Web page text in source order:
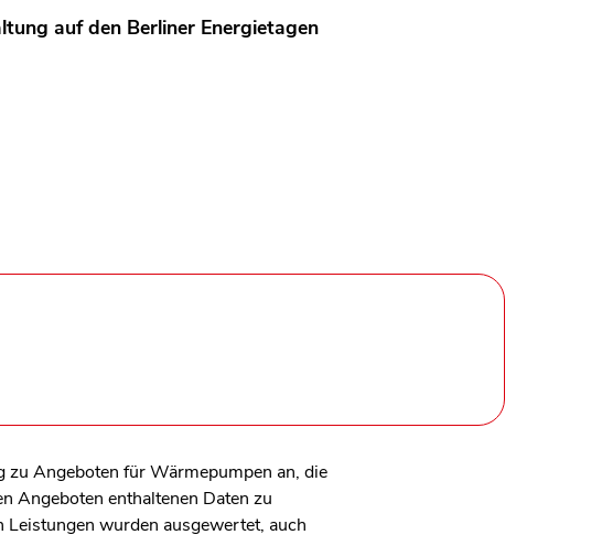
auf den Berliner Energietagen
zu Angeboten für Wärmepumpen an, die
Angeboten enthaltenen Daten zu
wurden ausgewertet, auch